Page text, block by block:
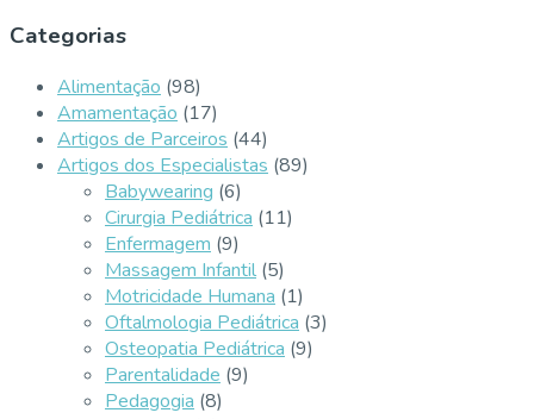
Categorias
Alimentação (98)
Amamentação (17)
Artigos de Parceiros (44)
Artigos dos Especialistas (89)
Babywearing (6)
Cirurgia Pediátrica (11)
Enfermagem (9)
Massagem Infantil (5)
Motricidade Humana (1)
Oftalmologia Pediátrica (3)
Osteopatia Pediátrica (9)
Parentalidade (9)
Pedagogia (8)